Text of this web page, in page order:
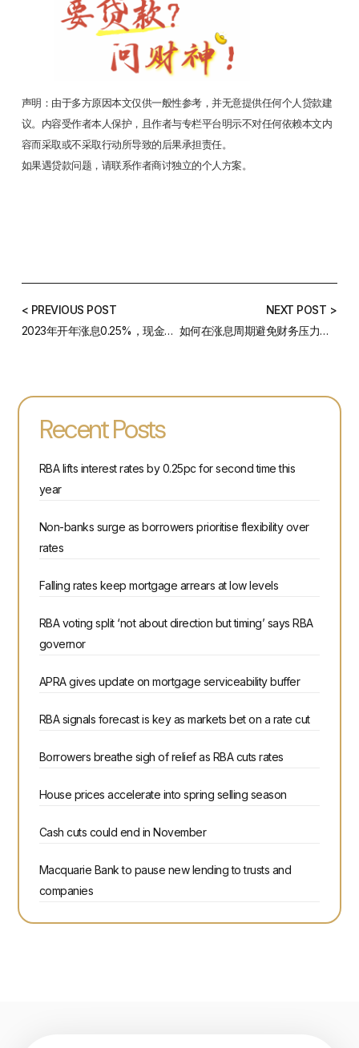
声明：由于多方原因本文仅供一般性参考，并无意提供任何个人贷款建
议。内容受作者本人保护，且作者与专栏平台明示不对任何依赖本文内
容而采取或不采取行动所导致的后果承担责任。
如果遇贷款问题，请联系作者商讨独立的个人方案。
< PREVIOUS POST
2023年开年涨息0.25%，现金利率升至3.35%！不断升息，近百万澳洲家庭面临贷款冲击！
NEXT POST >
如何在涨息周期避免财务压力，听听专家怎么说！
Recent Posts
RBA lifts interest rates by 0.25pc for second time this
year
Non-banks surge as borrowers prioritise flexibility over
rates
Falling rates keep mortgage arrears at low levels
RBA voting split ‘not about direction but timing’ says RBA
governor
APRA gives update on mortgage serviceability buffer
RBA signals forecast is key as markets bet on a rate cut
Borrowers breathe sigh of relief as RBA cuts rates
House prices accelerate into spring selling season
Cash cuts could end in November
Macquarie Bank to pause new lending to trusts and
companies